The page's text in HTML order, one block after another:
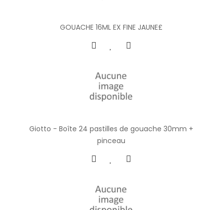
GOUACHE 16ML EX FINE JAUNE£
Giotto - Boîte 24 pastilles de gouache 30mm +
pinceau